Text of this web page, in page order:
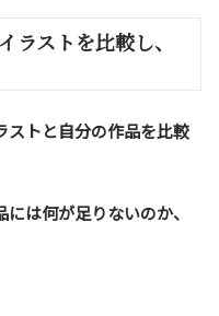
ラストを比較し、
ストと自分の作品を比較
には何が足りないのか、